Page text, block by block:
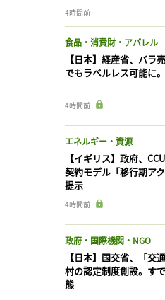
4時間前
食品・消費財・アパレル
【日本】経産省、バラ
でもラベルレス可能に
4時間前
エネルギー・資源
【イギリス】政府、
契約モデル「移行期ア
提示
4時間前
政府・国際機関・NGO
【日本】国交省、「交
村の認定制度創設。す
態